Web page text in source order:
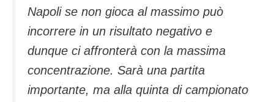
Napoli se non gioca al massimo può
incorrere in un risultato negativo e
dunque ci affronterà con la massima
concentrazione. Sarà una partita
importante, ma alla quinta di campionato